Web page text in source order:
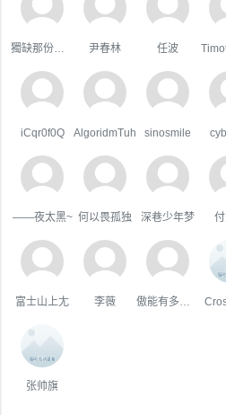
尹春林 任波
iCqr0f0Q AlgoridmTuh sinosmile
——夜太黑~ 何以畏孤独 深巷少年梦
富士山上尢 李薇
张帅旗